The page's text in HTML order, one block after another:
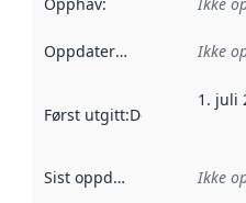
Oppdateringsfrekvens :
Ikke
Først utgitt:Denne datoen
1. juli
Sist oppdatert Ikke